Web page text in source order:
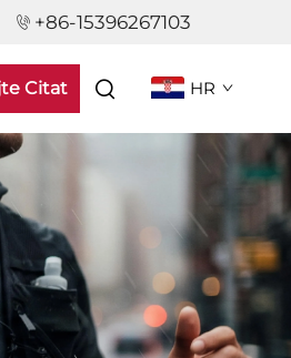
+86-15396267103
Citat HR